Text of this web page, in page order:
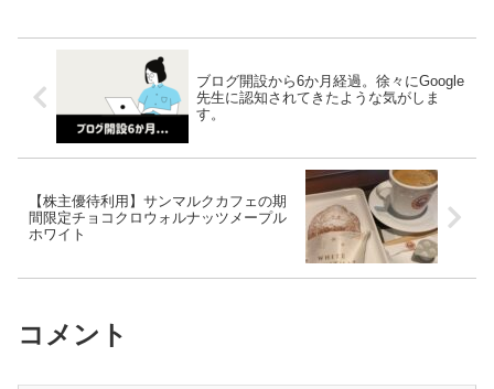
ブログ開設から6か月経過。徐々にGoogle
先生に認知されてきたような気がしま
す。
【株主優待利用】サンマルクカフェの期
間限定チョコクロウォルナッツメープル
ホワイト
コメント